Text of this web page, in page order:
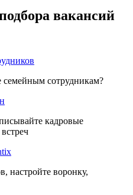
вакансий
семейным сотрудникам?
кадровые
настройте воронку,